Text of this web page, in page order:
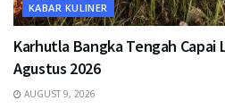
KABAR KULINER
Karhutla Bangka Tengah Capai
Agustus 2026
AUGUST 9, 2026